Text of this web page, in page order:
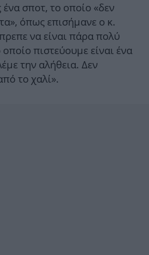
σποτ, το οποίο «δεν
όπως επισήμανε ο κ.
να είναι πάρα πολύ
πιστεύουμε είναι ένα
την αλήθεια. Δεν
το χαλί» .